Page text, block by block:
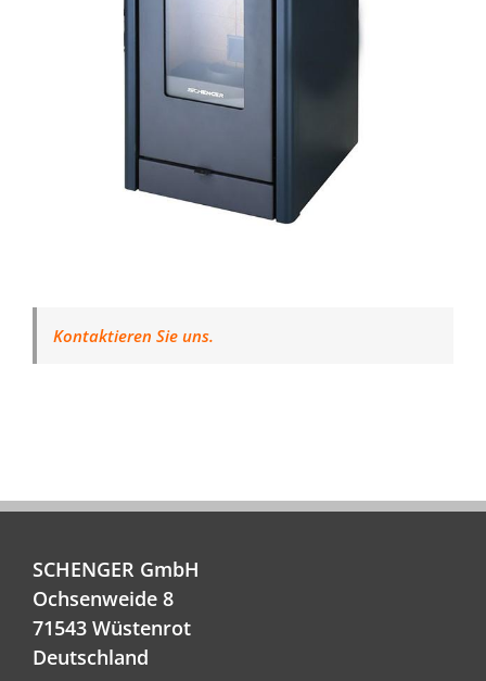
Kontaktieren Sie uns.
SCHENGER GmbH
Ochsenweide 8
71543 Wüstenrot
Deutschland